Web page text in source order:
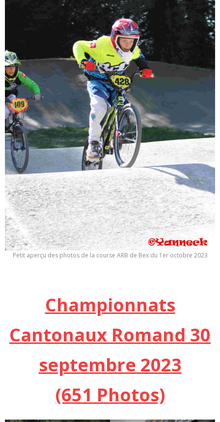
Petit aperçu des photos de la course ARB de Bex du 1er octobre 2023
Championnats
Cantonaux Romand 30
septembre 2023
(651 Photos)